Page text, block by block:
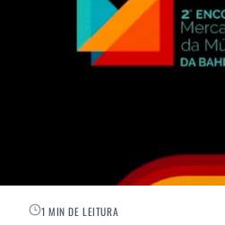
1 MIN DE LEITURA